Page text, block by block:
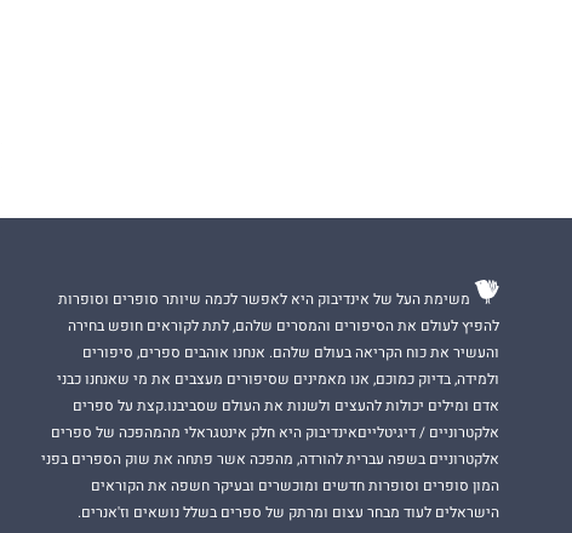
משימת העל של אינדיבוק היא לאפשר לכמה שיותר סופרים וסופרות
להפיץ לעולם את הסיפורים והמסרים שלהם, לתת לקוראים חופש בחירה
והעשיר את כוח הקריאה בעולם שלהם. אנחנו אוהבים ספרים, סיפורים
ולמידה, בדיוק כמוכם, אנו מאמינים שסיפורים מעצבים את מי שאנחנו כבני
אדם ומילים יכולות להעצים ולשנות את העולם שסביבנו.קצת על ספרים
אלקטרוניים / דיגיטלייםאינדיבוק היא חלק אינטגראלי מהמהפכה של ספרים
אלקטרוניים בשפה עברית להורדה, מהפכה אשר פתחה את שוק הספרים בפני
המון סופרים וסופרות חדשים ומוכשרים ובעיקר חשפה את הקוראים
הישראלים לעוד מבחר עצום ומרתק של ספרים בשלל נושאים וז'אנרים.